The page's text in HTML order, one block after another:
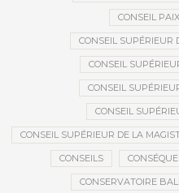
CONSEIL
CONSEIL SUPÉRIEUR
CONSEIL
CONSEIL
CONSEIL
CONSEIL SUPÉRIEUR DE LA
CONSEILS
CONSERVATOIRE